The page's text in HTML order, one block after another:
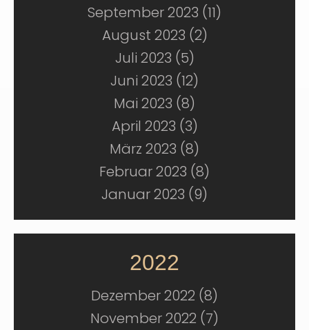
September 2023 (11)
August 2023 (2)
Juli 2023 (5)
Juni 2023 (12)
Mai 2023 (8)
April 2023 (3)
März 2023 (8)
Februar 2023 (8)
Januar 2023 (9)
2022
Dezember 2022 (8)
November 2022 (7)